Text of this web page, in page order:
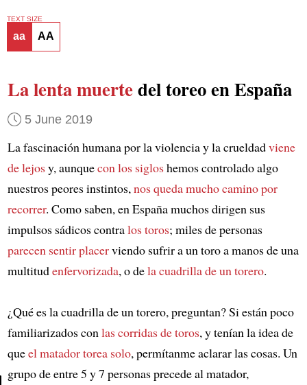
TEXT SIZE
aa AA
La lenta muertedel toreo en España
5 June 2019
La fascinación humana por la violencia y la crueldadviene
de lejosy, aunquecon los sigloshemos controlado algo
nuestros peores instintos,nos queda mucho camino por
recorrer. Como saben, en España muchos dirigen sus
impulsos sádicos contralos toros; miles de personas
parecen sentir placerviendo sufrir a un toro a manos de una
multitudenfervorizada, o dela cuadrilla de un torero.
¿Qué es la cuadrilla de un torero, preguntan? Si están poco
familiarizados conlas corridas de toros, y tenían la idea de
queel matador torea solo, permítanme aclarar las cosas. Un
grupo de entre 5 y 7 personas precede al matador,